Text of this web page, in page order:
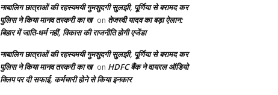
नाबालिग छात्राओं की रहस्यमयी गुमशुदगी सुलझी, पूर्णिया से बरामद कर
पुलिस ने किया मानव तस्करी का ख on तेजस्वी यादव का बड़ा ऐलान:
बिहार में जाति-धर्म नहीं, विकास की राजनीति होगी एजेंडा
नाबालिग छात्राओं की रहस्यमयी गुमशुदगी सुलझी, पूर्णिया से बरामद कर
पुलिस ने किया मानव तस्करी का ख on HDFC बैंक ने वायरल ऑडियो
क्लिप पर दी सफाई, कर्मचारी होने से किया इनकार